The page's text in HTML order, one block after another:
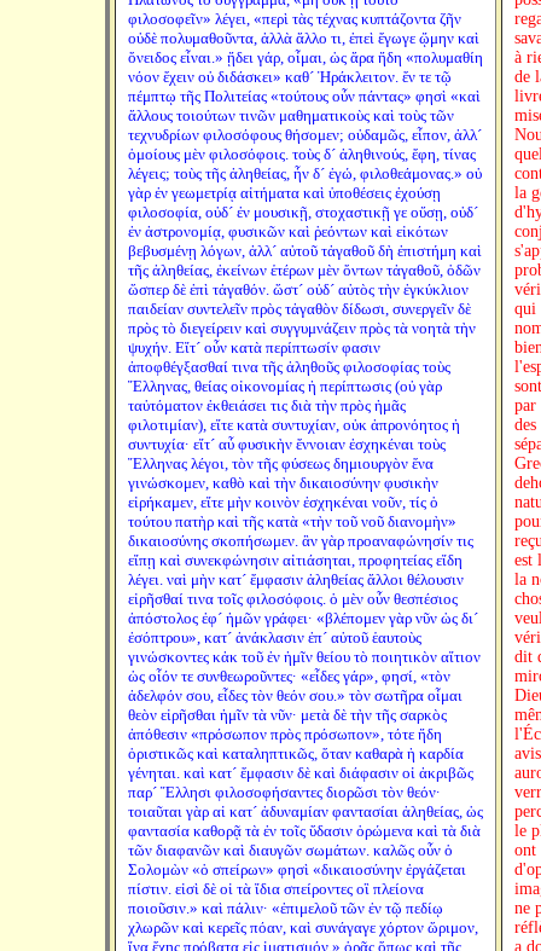
φιλοσοφεῖν» λέγει, «περὶ τὰς τέχνας κυπτάζοντα ζῆν
οὐδὲ πολυμαθοῦντα, ἀλλὰ ἄλλο τι, ἐπεὶ ἔγωγε ᾤμην καὶ
ὄνειδος εἶναι.» ᾔδει γάρ, οἶμαι, ὡς ἄρα ἤδη «πολυμαθίη
νόον ἔχειν οὐ διδάσκει» καθ´ Ἡράκλειτον. ἔν τε τῷ
πέμπτῳ τῆς Πολιτείας «τούτους οὖν πάντας» φησὶ «καὶ
ἄλλους τοιούτων τινῶν μαθηματικοὺς καὶ τοὺς τῶν
τεχνυδρίων φιλοσόφους θήσομεν; οὐδαμῶς, εἶπον, ἀλλ´
ὁμοίους μὲν φιλοσόφοις. τοὺς δ´ ἀληθινούς, ἔφη, τίνας
λέγεις; τοὺς τῆς ἀληθείας, ἦν δ´ ἐγώ, φιλοθεάμονας.» οὐ
γὰρ ἐν γεωμετρίᾳ αἰτήματα καὶ ὑποθέσεις ἐχούσῃ
φιλοσοφία, οὐδ´ ἐν μουσικῇ, στοχαστικῇ γε οὔσῃ, οὐδ´
ἐν ἀστρονομίᾳ, φυσικῶν καὶ ῥεόντων καὶ εἰκότων
βεβυσμένῃ λόγων, ἀλλ´ αὐτοῦ τἀγαθοῦ δὴ ἐπιστήμη καὶ
τῆς ἀληθείας, ἐκείνων ἑτέρων μὲν ὄντων τἀγαθοῦ, ὁδῶν
ὥσπερ δὲ ἐπὶ τἀγαθόν. ὥστ´ οὐδ´ αὐτὸς τὴν ἐγκύκλιον
παιδείαν συντελεῖν πρὸς τἀγαθὸν δίδωσι, συνεργεῖν δὲ
πρὸς τὸ διεγείρειν καὶ συγγυμνάζειν πρὸς τὰ νοητὰ τὴν
ψυχήν. Εἴτ´ οὖν κατὰ περίπτωσίν φασιν
ἀποφθέγξασθαί τινα τῆς ἀληθοῦς φιλοσοφίας τοὺς
Ἕλληνας, θείας οἰκονομίας ἡ περίπτωσις (οὐ γὰρ
ταὐτόματον ἐκθειάσει τις διὰ τὴν πρὸς ἡμᾶς
φιλοτιμίαν), εἴτε κατὰ συντυχίαν, οὐκ ἀπρονόητος ἡ
συντυχία· εἴτ´ αὖ φυσικὴν ἔννοιαν ἐσχηκέναι τοὺς
Ἕλληνας λέγοι, τὸν τῆς φύσεως δημιουργὸν ἕνα
γινώσκομεν, καθὸ καὶ τὴν δικαιοσύνην φυσικὴν
εἰρήκαμεν, εἴτε μὴν κοινὸν ἐσχηκέναι νοῦν, τίς ὁ
τούτου πατὴρ καὶ τῆς κατὰ «τὴν τοῦ νοῦ διανομὴν»
δικαιοσύνης σκοπήσωμεν. ἂν γὰρ προαναφώνησίν τις
εἴπῃ καὶ συνεκφώνησιν αἰτιάσηται, προφητείας εἴδη
λέγει. ναὶ μὴν κατ´ ἔμφασιν ἀληθείας ἄλλοι θέλουσιν
εἰρῆσθαί τινα τοῖς φιλοσόφοις. ὁ μὲν οὖν θεσπέσιος
ἀπόστολος ἐφ´ ἡμῶν γράφει· «βλέπομεν γὰρ νῦν ὡς δι´
ἐσόπτρου», κατ´ ἀνάκλασιν ἐπ´ αὐτοῦ ἑαυτοὺς
γινώσκοντες κἀκ τοῦ ἐν ἡμῖν θείου τὸ ποιητικὸν αἴτιον
ὡς οἷόν τε συνθεωροῦντες· «εἶδες γάρ», φησί, «τὸν
ἀδελφόν σου, εἶδες τὸν θεόν σου.» τὸν σωτῆρα οἶμαι
θεὸν εἰρῆσθαι ἡμῖν τὰ νῦν· μετὰ δὲ τὴν τῆς σαρκὸς
ἀπόθεσιν «πρόσωπον πρὸς πρόσωπον», τότε ἤδη
ὁριστικῶς καὶ καταληπτικῶς, ὅταν καθαρὰ ἡ καρδία
γένηται. καὶ κατ´ ἔμφασιν δὲ καὶ διάφασιν οἱ ἀκριβῶς
παρ´ Ἕλλησι φιλοσοφήσαντες διορῶσι τὸν θεόν·
τοιαῦται γὰρ αἱ κατ´ ἀδυναμίαν φαντασίαι ἀληθείας, ὡς
φαντασία καθορᾷ τὰ ἐν τοῖς ὕδασιν ὁρώμενα καὶ τὰ διὰ
τῶν διαφανῶν καὶ διαυγῶν σωμάτων. καλῶς οὖν ὁ
Σολομὼν «ὁ σπείρων» φησὶ «δικαιοσύνην ἐργάζεται
πίστιν. εἰσὶ δὲ οἱ τὰ ἴδια σπείροντες οἳ πλείονα
ποιοῦσιν.» καὶ πάλιν· «ἐπιμελοῦ τῶν ἐν τῷ πεδίῳ
χλωρῶν καὶ κερεῖς πόαν, καὶ συνάγαγε χόρτον ὥριμον,
ἵνα ἔχῃς πρόβατα εἰς ἱματισμόν.» ὁρᾷς ὅπως καὶ τῆς
à
de
la
qui
par
est
la
dit
le
ont
ne
a